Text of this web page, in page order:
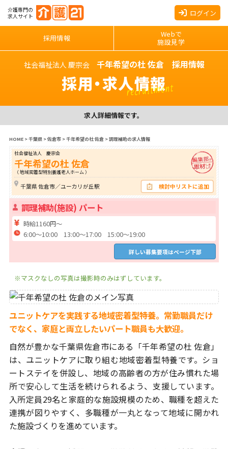
介護専門の
求人サイト
ログイン
採用情報
Webで
施設見学
社会福祉法人 慶宗会 千年希望の杜 佐倉 採用情報
採用・求人情報
recruitment
求人詳細情報です。
HOME>千葉県>佐倉市>千年希望の杜 佐倉>調理補助の求人情報
社会福祉法人 慶宗会
千年希望の杜 佐倉
（ 地域密着型特別養護老人ホーム ）
千葉県 佐倉市／ユーカリが丘駅 検討中リストに追加
調理補助(施設) パート
時給1160円～
6:00～10:00 13:00～17:00 15:00～19:00
詳しい募集要項はページ下部
※マスクなしの写真は撮影時のみはずしています。
ユニットケアを実践する地域密着型特養。常勤職員だけ
でなく、家庭と両立したいパート職員も大歓迎。
自然が豊かな千葉県佐倉市にある「千年希望の杜 佐倉」
は、ユニットケアに取り組む地域密着型特養です。ショ
ートステイを併設し、地域の高齢者の方が住み慣れた場
所で安心して生活を続けられるよう、支援しています。
入所定員29名と家庭的な施設規模のため、職種を超えた
連携が図りやすく、 多職種が一丸となって地域に開かれ
た施設づくりを進めています。